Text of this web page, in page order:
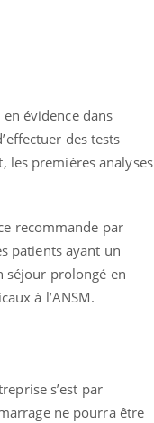
évidence dans
des tests
les premières analyses
recommande par
patients ayant un
séjour prolongé en
à l’ANSM.
s’est par
ne pourra être